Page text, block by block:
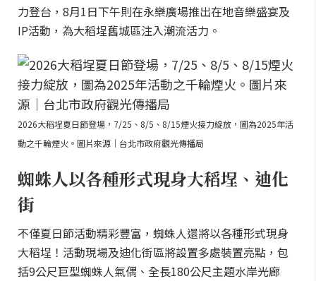
力登台，8月1日下午則在永樂廣場推出在地音樂盛宴及
IP活動，為大稻埕舊城區注入潮流活力。
2026大稻埕夏日節登場，7/25、8/5、8/15煙火接力綻放，圖為2025年活
動之千輪煙火。圖片來源｜台北市政府觀光傳播局
蜘蛛人以各種形式現身大稻埕、迪化
街
不僅夏日節活動精彩豐富，蜘蛛人還將以各種形式現身
大稻埕！活動現場及迪化街區將設置多處裝置亮點，包
括9公尺巨型蜘蛛人氣偶、全長180公尺主題水岸光廊